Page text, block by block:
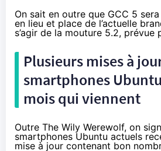
On sait en outre que GCC 5
en lieu et place de l’actuelle
s’agir de la mouture 5.2, prévue
Plusieurs mises à
smartphones
mois qui viennent
Outre The Wily Werewolf, on
smartphones Ubuntu actuels
mise à jour contenant bon